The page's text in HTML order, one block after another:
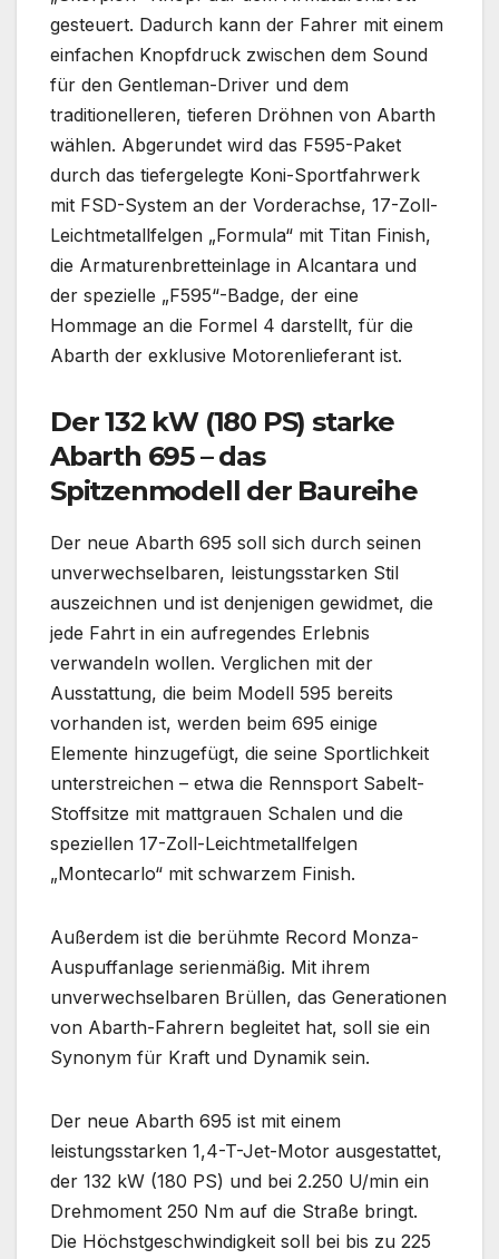
gesteuert. Dadurch kann der Fahrer mit einem
einfachen Knopfdruck zwischen dem Sound
für den Gentleman-Driver und dem
traditionelleren, tieferen Dröhnen von Abarth
wählen. Abgerundet wird das F595-Paket
durch das tiefergelegte Koni-Sportfahrwerk
mit FSD-System an der Vorderachse, 17-Zoll-
Leichtmetallfelgen „Formula“ mit Titan Finish,
die Armaturenbretteinlage in Alcantara und
der spezielle „F595“-Badge, der eine
Hommage an die Formel 4 darstellt, für die
Abarth der exklusive Motorenlieferant ist.
Der 132 kW (180 PS) starke
Abarth 695 – das
Spitzenmodell der Baureihe
Der neue Abarth 695 soll sich durch seinen
unverwechselbaren, leistungsstarken Stil
auszeichnen und ist denjenigen gewidmet, die
jede Fahrt in ein aufregendes Erlebnis
verwandeln wollen. Verglichen mit der
Ausstattung, die beim Modell 595 bereits
vorhanden ist, werden beim 695 einige
Elemente hinzugefügt, die seine Sportlichkeit
unterstreichen – etwa die Rennsport Sabelt-
Stoffsitze mit mattgrauen Schalen und die
speziellen 17-Zoll-Leichtmetallfelgen
„Montecarlo“ mit schwarzem Finish.
Außerdem ist die berühmte Record Monza-
Auspuffanlage serienmäßig. Mit ihrem
unverwechselbaren Brüllen, das Generationen
von Abarth-Fahrern begleitet hat, soll sie ein
Synonym für Kraft und Dynamik sein.
Der neue Abarth 695 ist mit einem
leistungsstarken 1,4-T-Jet-Motor ausgestattet,
der 132 kW (180 PS) und bei 2.250 U/min ein
Drehmoment 250 Nm auf die Straße bringt.
Die Höchstgeschwindigkeit soll bei bis zu 225